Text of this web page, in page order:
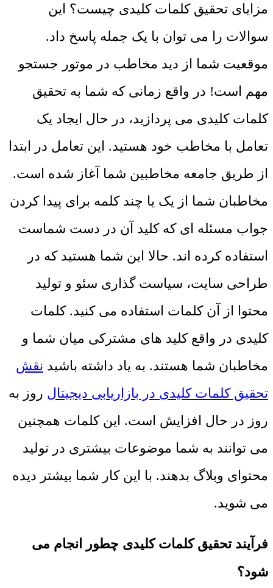
مزایای تحقیق کلمات کلیدی چیست؟ این
سوالات را می توان با یک جمله پاسخ داد.
موقعیت شما از دید مخاطب در موتور جستجو
مهم است! در واقع زمانی که شما به تحقیق
کلمات کلیدی می پردازید، در حال ایجاد یک
تعامل با مخاطب خود هستید. این تعامل در ابتدا
از طریق جامعه مخاطبین شما آغاز شده است.
مخاطبان شما از یک یا چند کلمه برای پیدا کردن
جواب مسئله ای که کلید آن در دست شماست
استفاده کرده اند. حالا این شما هستید که در
طراحی سایت، سیاست گذاری سئو و تولید
محتوا از آن کلمات استفاده می کنید. کلمات
کلیدی در واقع کلید های مشترکی میان شما و
مخاطبان شما هستند. به یاد داشته باشید نقش
تحقیق کلمات کلیدی در بازاریابی دیجیتال روز به
روز در حال افزایش است. این کلمات همچنین
می توانند به شما موضوعات بیشتری در تولید
محتوای وبلاگ بدهند. با این کار شما بیشتر دیده
می شوید.
فرآیند تحقیق کلمات کلیدی چطور انجام می
شود؟